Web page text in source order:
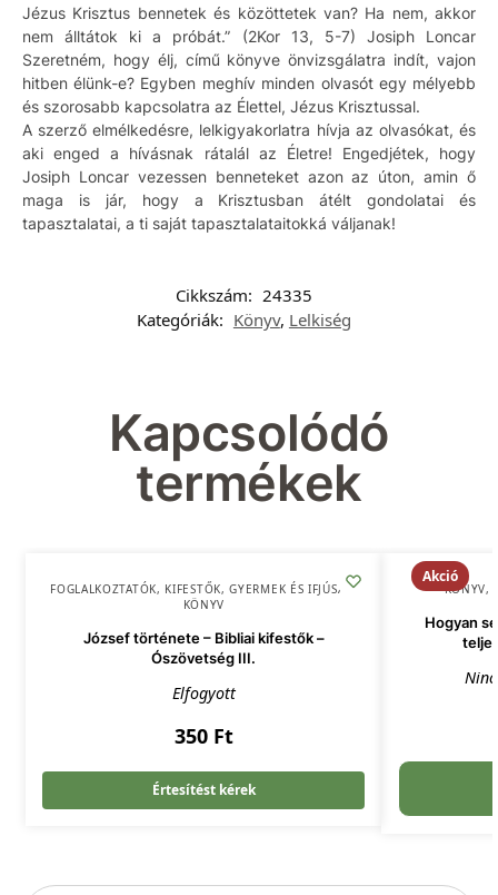
Jézus Krisztus bennetek és közöttetek van? Ha nem, akkor
nem álltátok ki a próbát.” (2Kor 13, 5-7) Josiph Loncar
Szeretném, hogy élj, című könyve önvizsgálatra indít, vajon
hitben élünk-e? Egyben meghív minden olvasót egy mélyebb
és szorosabb kapcsolatra az Élettel, Jézus Krisztussal.
A szerző elmélkedésre, lelkigyakorlatra hívja az olvasókat, és
aki enged a hívásnak rátalál az Életre! Engedjétek, hogy
Josiph Loncar vezessen benneteket azon az úton, amin ő
maga is jár, hogy a Krisztusban átélt gondolatai és
tapasztalatai, a ti saját tapasztalataitokká váljanak!
Cikkszám: 24335
Kategóriák: Könyv, Lelkiség
Kapcsolódó
termékek
FOGLALKOZTATÓK, KIFESTŐK,GYERMEK ÉS IFJÚSÁG,
KÖNYV
József története – Bibliai kifestők –
Ószövetség III.
Elfogyott
350 Ft
Értesítést kérek
Akció
KÖNYV,
Hogyan